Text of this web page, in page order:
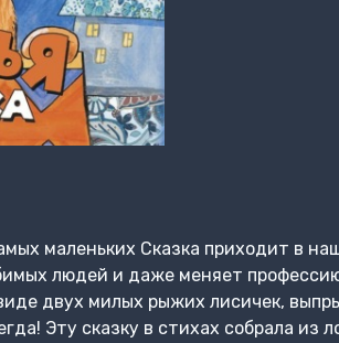
маленьких Сказка приходит в
людей и даже меняет
двух милых рыжих лисичек,
Эту сказку в стихах собрала из